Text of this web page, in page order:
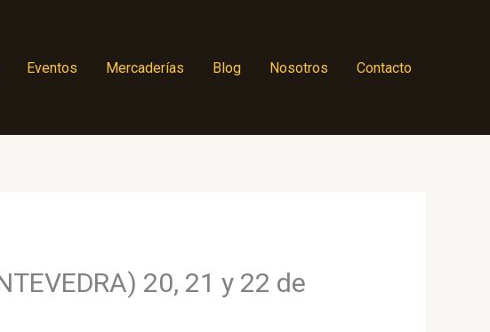
Eventos Mercaderías Blog Nosotros Contacto
20, 21 y 22 de